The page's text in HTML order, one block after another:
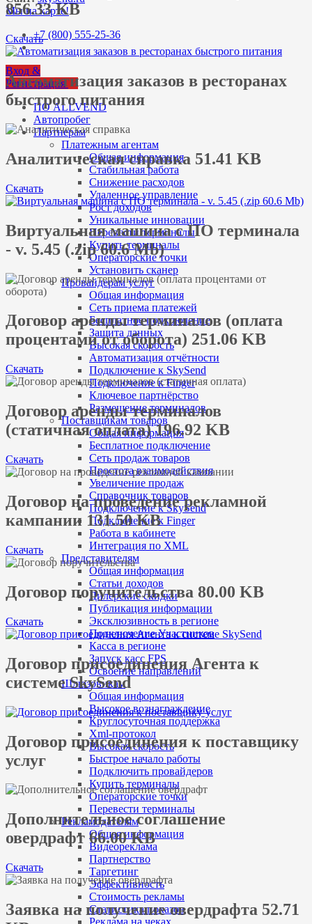
Мы на карте!
+7 (800) 555-25-36
Вход &
Регистрация
ПО ALLVEND
Автопробег
Партнерам
Платежным агентам
Общая информация
Стабильная работа
Снижение расходов
Удаленное управление
Рост доходов
Уникальные инновации
Перевести терминалы
Купить терминалы
Операторские точки
Установить сканер
Провайдерам услуг
Общая информация
Сеть приема платежей
Бесплатное подключение
Защита данных
Высокая скорость
Автоматизация отчётности
Подключение к SkySend
Подключение к Finger
Ключевое партнёрство
Размещение терминалов
Поставщикам товаров
Общая информация
Бесплатное подключение
Сеть продаж товаров
Простота взаимодействия
Увеличение продаж
Справочник товаров
Подключение к SkySend
Подключение к Finger
Работа в кабинете
Интеграция по XML
Представителям
Общая информация
Статьи доходов
Дилерские скидки
Публикация информации
Эксклюзивность в регионе
Подключение Участников
Касса в регионе
Запуск касс FPS
Освоение направлений
Шлюзовикам
Общая информация
Высокое вознаграждение
Круглосуточная поддержка
Xml-протокол
Высокая скорость
Быстрое начало работы
Подключить провайдеров
Купить терминалы
Операторские точки
Перевести терминалы
Рекламодателям
Общая информация
Видеореклама
Партнерство
Таргетинг
Эффективность
Стоимость рекламы
Статистика показов
856.33 KB
Скачать
Автоматизация заказов в ресторанах
быстрого питания
Аналитическая справка 51.41 KB
Скачать
Виртуальная машина с ПО терминала
- v. 5.45 (.zip 60.6 Mb)
Договор аренды терминалов (оплата
процентами от оборота) 251.06 KB
Скачать
Договор аренды терминалов
(статичная оплата) 196.92 KB
Скачать
Договор на проведение рекламной
кампании 131.50 KB
Скачать
Договор поручительства 80.00 KB
Скачать
Договор присоединения Агента к
системе SkySend
Договор присоединения к поставщику
услуг
Дополнительное соглашение
овердрафт 66.00 KB
Скачать
Заявка на получение овердрафта 52.71